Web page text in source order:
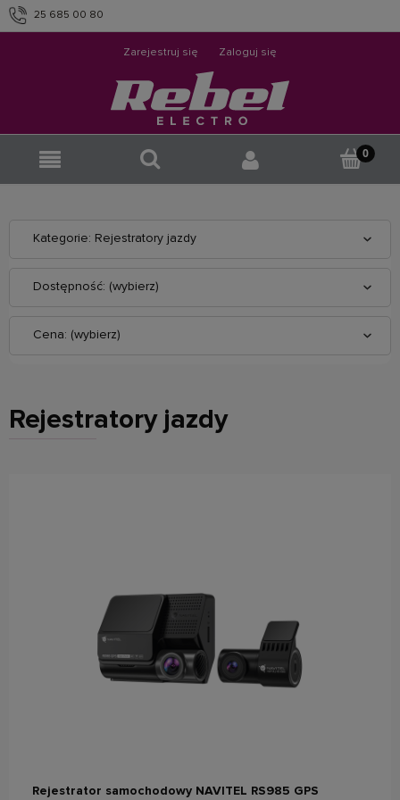
25 685 00 80
info@rebelelectro.com
Zarejestruj się Zaloguj się
Kategorie: Rejestratory jazdy
Dostępność: (wybierz)
Cena: (wybierz)
Rejestratory jazdy
Rejestrator samochodowy NAVITEL RS985 GPS